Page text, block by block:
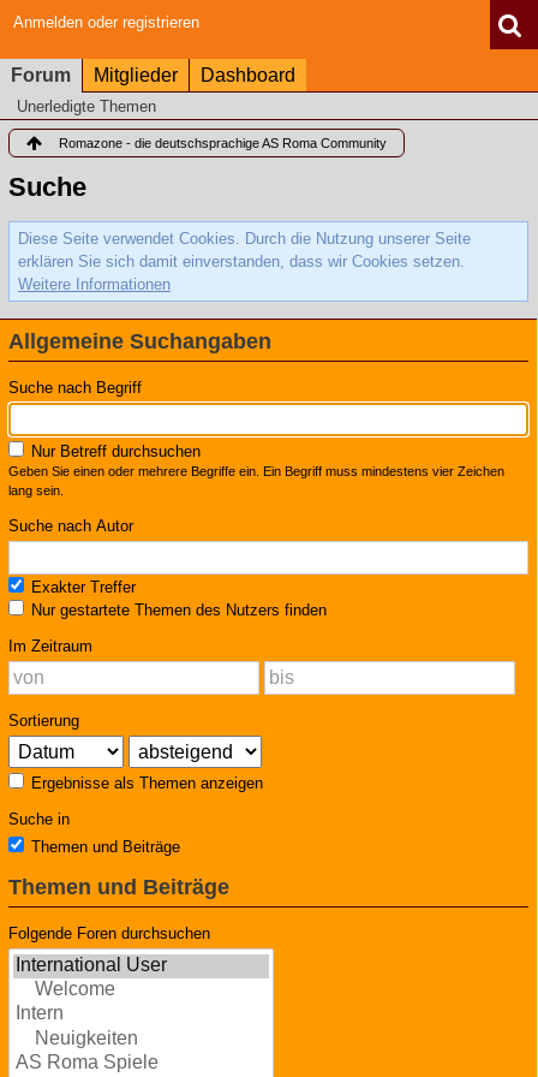
Anmelden oder registrieren
Forum Mitglieder Dashboard
Unerledigte Themen
Romazone - die deutschsprachige AS Roma Community
Suche
Diese Seite verwendet Cookies. Durch die Nutzung unserer Seite
erklären Sie sich damit einverstanden, dass wir Cookies setzen.
Weitere Informationen
Allgemeine Suchangaben
Suche nach Begriff
Nur Betreff durchsuchen
Geben Sie einen oder mehrere Begriffe ein. Ein Begriff muss mindestens vier Zeichen
lang sein.
Suche nach Autor
Exakter Treffer
Nur gestartete Themen des Nutzers finden
Im Zeitraum
Sortierung
Ergebnisse als Themen anzeigen
Suche in
Themen und Beiträge
Themen und Beiträge
Folgende Foren durchsuchen